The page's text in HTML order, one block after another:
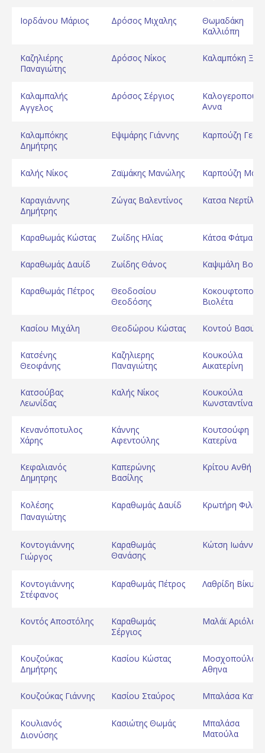
Ιορδάνου Μάριος Δρόσος Μιχαλης
Θωμαδάκη
Καλλιόπη
Καζηλιέρης
Παναγιώτης
Δρόσος Νίκος Καλαμπόκη
Καλαμπαλής
Αγγελος
Δρόσος Σέργιος
Αννα
Καλαμπόκης
Δημήτρης
Εψιμάρης Γιάννης Καρπούζη
Καλής Νίκος Ζαϊμάκης Μανώλης Καρπούζη
Καραγιάννης
Δημήτρης
Ζώγας Βαλεντίνος Κατσα Νερτίλα
Καραθωμάς Κώστας Ζωίδης Ηλίας Κάτσα Φάτμα
Καραθωμάς Δαυίδ Ζωίδης Θάνος Καψιμάλη
Καραθωμάς Πέτρος
Θεοδοσίου
Θεοδόσης
Βιολέτα
Κασίου Μιχάλη Θεοδώρου Κώστας Κοντού
Κατσένης
Θεοφάνης
Καζηλιερης
Παναγιώτης
Κουκούλα
Αικατερίνη
Κατσούβας
Λεωνίδας
Καλής Νίκος
Κουκούλα
Κωνσταντίνα
Κενανόποτυλος
Χάρης
Κάννης
Αφεντούλης
Κουτσούφη
Κατερίνα
Κεφαλιανός
Δημητρης
Καπερώνης
Βασίλης
Κρίτου Ανθή
Κολέσης
Παναγιώτης
Καραθωμάς Δαυίδ Κρωτήρη
Κοντογιάννης
Γιώργος
Καραθωμάς
Θανάσης
Κώτση Ιωάννα
Κοντογιάννης
Στέφανος
Καραθωμάς Πέτρος Λαθρίδη Βίκυ
Κοντός Αποστόλης
Καραθωμάς
Σέργιος
Μαλάϊ Αριόλα
Κουζούκας
Δημήτρης
Κασίου Κώστας
Μοσχοπούλου
Αθηνα
Κουζούκας Γιάννης Κασίου Σταύρος Μπαλάσα
Κουλιανός
Διονύσης
Κασιώτης Θωμάς
Μπαλάσα
Ματούλα